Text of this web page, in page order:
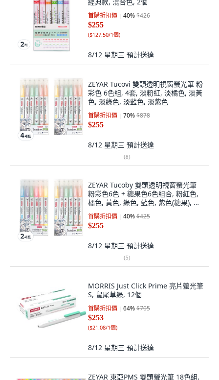
首購折扣價 40%$426
$255
($127.50/1個)
8/12 星期三 預計送達
ZEYAR Tucovi 雙頭透明視窗螢光筆 粉
彩色 6色組, 4套, 淡粉紅, 淡橘色, 淡黃
色, 淡綠色, 淡藍色, 淡紫色
首購折扣價 70%$878
$255
8/12 星期三 預計送達
(8)
ZEYAR Tucoby 雙頭透明視窗螢光筆
粉彩色6色 + 糖果色6色組合, 粉紅色,
橘色, 黃色, 綠色, 藍色, 紫色(糖果), 淺
粉紅色, 淺橘色, 淺黃色, 淺綠色, 淺藍
色, 淺紫色(粉彩), 2套
首購折扣價 40%$425
$255
8/12 星期三 預計送達
(5)
MORRIS Just Click Prime 亮片螢光筆
S, 鼠尾草綠, 12個
首購折扣價 64%$705
$253
($21.08/1個)
8/12 星期三 預計送達
ZEYAR 東亞PMS 雙頭螢光筆 18色組,